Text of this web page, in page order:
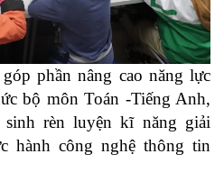
phần nâng cao năng lực
bộ môn Toán -Tiếng Anh,
rèn luyện kĩ năng giải
hành công nghệ thông tin